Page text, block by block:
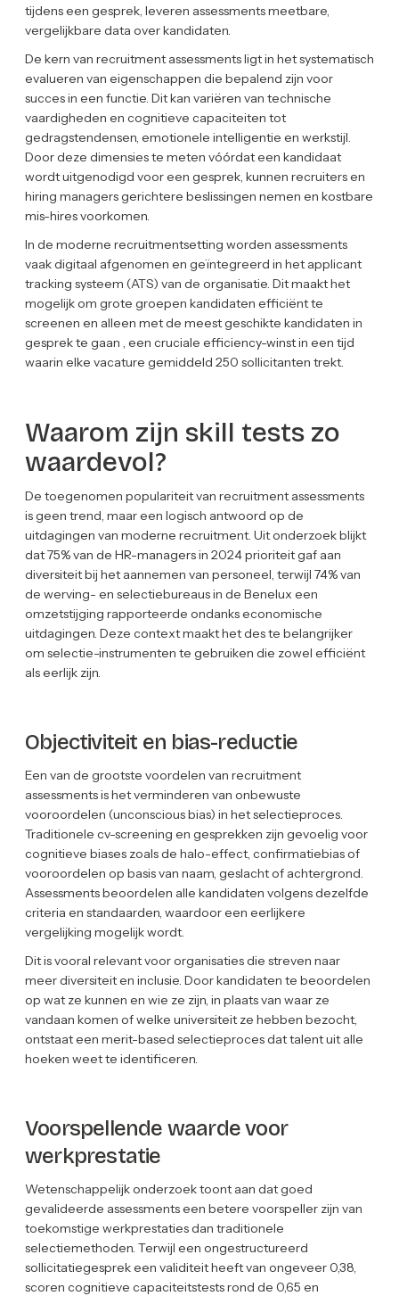
tijdens een gesprek, leveren assessments meetbare,
vergelijkbare data over kandidaten.
De kern van recruitment assessments ligt in het systematisch
evalueren van eigenschappen die bepalend zijn voor
succes in een functie. Dit kan variëren van technische
vaardigheden en cognitieve capaciteiten tot
gedragstendensen, emotionele intelligentie en werkstijl.
Door deze dimensies te meten vóórdat een kandidaat
wordt uitgenodigd voor een gesprek, kunnen recruiters en
hiring managers gerichtere beslissingen nemen en kostbare
mis-hires voorkomen.
In de moderne recruitmentsetting worden assessments
vaak digitaal afgenomen en geïntegreerd in het applicant
tracking systeem (ATS) van de organisatie. Dit maakt het
mogelijk om grote groepen kandidaten efficiënt te
screenen en alleen met de meest geschikte kandidaten in
gesprek te gaan , een cruciale efficiency-winst in een tijd
waarin elke vacature gemiddeld 250 sollicitanten trekt.
Waarom zijn skill tests zo
waardevol?
De toegenomen populariteit van recruitment assessments
is geen trend, maar een logisch antwoord op de
uitdagingen van moderne recruitment. Uit onderzoek blijkt
dat 75% van de HR-managers in 2024 prioriteit gaf aan
diversiteit bij het aannemen van personeel, terwijl 74% van
de werving- en selectiebureaus in de Benelux een
omzetstijging rapporteerde ondanks economische
uitdagingen. Deze context maakt het des te belangrijker
om selectie-instrumenten te gebruiken die zowel efficiënt
als eerlijk zijn.
Objectiviteit en bias-reductie
Een van de grootste voordelen van recruitment
assessments is het verminderen van onbewuste
vooroordelen (unconscious bias) in het selectieproces.
Traditionele cv-screening en gesprekken zijn gevoelig voor
cognitieve biases zoals de halo-effect, confirmatiebias of
vooroordelen op basis van naam, geslacht of achtergrond.
Assessments beoordelen alle kandidaten volgens dezelfde
criteria en standaarden, waardoor een eerlijkere
vergelijking mogelijk wordt.
Dit is vooral relevant voor organisaties die streven naar
meer diversiteit en inclusie. Door kandidaten te beoordelen
op wat ze kunnen en wie ze zijn, in plaats van waar ze
vandaan komen of welke universiteit ze hebben bezocht,
ontstaat een merit-based selectieproces dat talent uit alle
hoeken weet te identificeren.
Voorspellende waarde voor
werkprestatie
Wetenschappelijk onderzoek toont aan dat goed
gevalideerde assessments een betere voorspeller zijn van
toekomstige werkprestaties dan traditionele
selectiemethoden. Terwijl een ongestructureerd
sollicitatiegesprek een validiteit heeft van ongeveer 0,38,
scoren cognitieve capaciteitstests rond de 0,65 en